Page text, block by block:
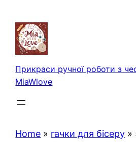
вмісту
Прикраси ручної роботи з
MiaWlove
Home » гачки для бісеру »